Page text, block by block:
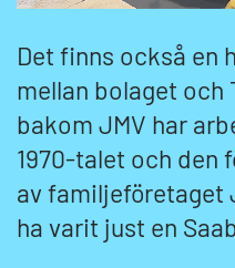
Det finns också en
mellan bolaget och
bakom JMV har
1970-talet och den
av familjeföretaget
ha varit just en